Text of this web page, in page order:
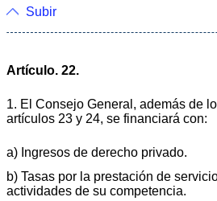
Subir
Artículo. 22.
1. El Consejo General, además de
artículos 23 y 24, se financiará con:
a) Ingresos de derecho privado.
b) Tasas por la prestación de
actividades de su competencia.